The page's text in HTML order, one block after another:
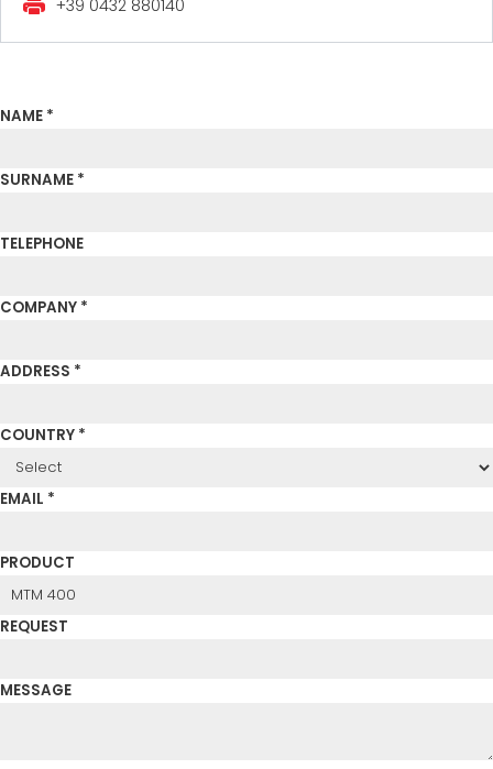
MASZYNY UŻYWANE Z CERTYFIKATEM I Z GWARANCJĄ
+39 0432 880140
NAME *
SURNAME *
TELEPHONE
COMPANY *
ADDRESS *
COUNTRY *
EMAIL *
PRODUCT
REQUEST
MESSAGE